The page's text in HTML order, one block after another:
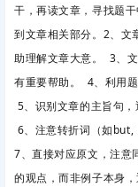
干，再读文章，寻找题
到文章相关部分。2、文
助理解文章大意。 3、
有重要帮助。 4、利用
5、识别文章的主旨句，
6、注意转折词（如but,
7、直接对应原文，注
的观点，而非例子本身